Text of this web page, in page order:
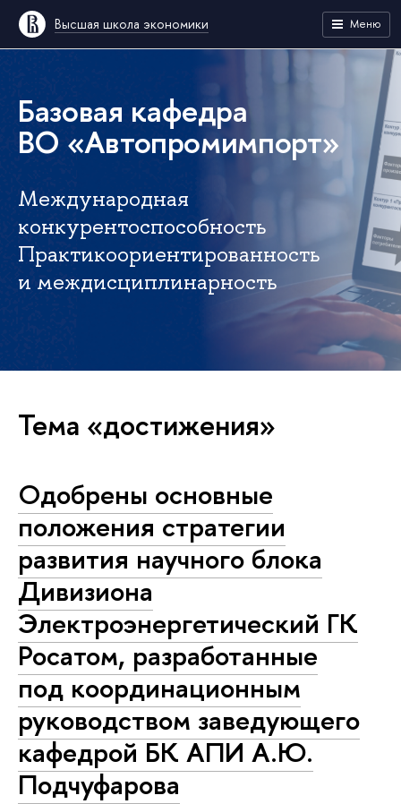
Высшая школа экономики Меню
Базовая кафедра
ВО «Автопромимпорт»
Международная
конкурентоспособность
Практикоориентированность
и междисциплинарность
Тема «достижения»
Одобрены основные
положения стратегии
развития научного блока
Дивизиона
Электроэнергетический ГК
Росатом, разработанные
под координационным
руководством заведующего
кафедрой БК АПИ А.Ю.
Подчуфарова